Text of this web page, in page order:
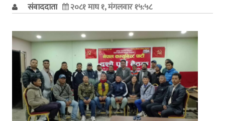
संवाददाता २०८१ माघ १, मंगलवार १५:५८